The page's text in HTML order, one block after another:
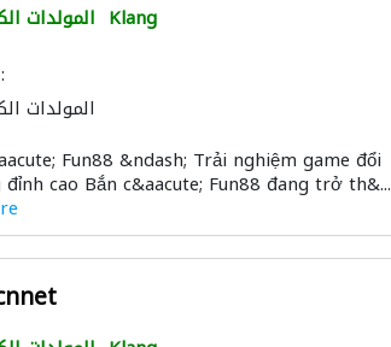
المولدات Klang
الخدمات:
المولدات
Fun88 &ndash; Trải nghiệm game đổi
cao Bắn c&aacute; Fun88 đang trở th&...